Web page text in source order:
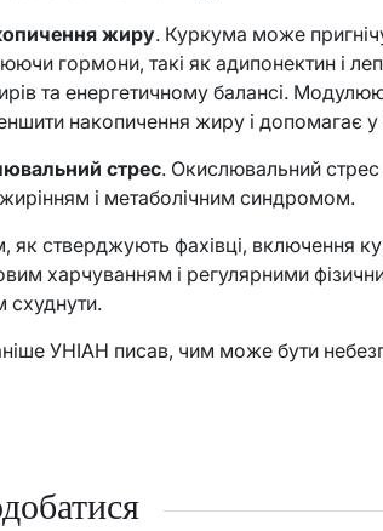
жиру. Куркума може
гормони, такі як адипонектин і
та енергетичному балансі.
накопичення жиру і допомагає у
стрес. Окислювальний
і метаболічним синдромом.
як стверджують фахівці, включення
харчуванням і регулярними
схуднути.
УНІАН писав, чим може бути